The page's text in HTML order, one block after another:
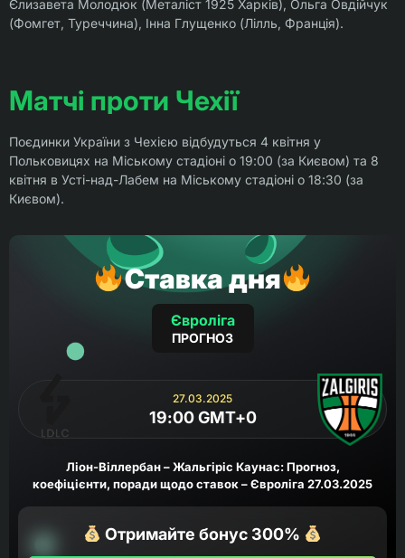
Єлизавета Молодюк (Металіст 1925 Харків), Ольга Овдійчук
(Фомгет, Туреччина), Інна Глущенко (Лілль, Франція).
Матчі проти Чехії
Поєдинки України з Чехією відбудуться 4 квітня у
Польковицях на Міському стадіоні о 19:00 (за Києвом) та 8
квітня в Усті-над-Лабем на Міському стадіоні о 18:30 (за
Києвом).
Ставка дня
Євроліга
ПРОГНОЗ
27.03.2025
19:00 GMT+0
Ліон-Віллербан – Жальгіріс Каунас: Прогноз,
коефіцієнти, поради щодо ставок – Євроліга 27.03.2025
Отримайте бонус 300%